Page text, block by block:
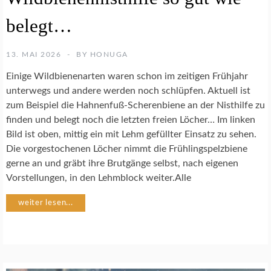
N
U
Z
N
A
T
U
G
A
R
belegt…
13. MAI 2026 BY HONUGA
Einige Wildbienenarten waren schon im zeitigen Frühjahr
unterwegs und andere werden noch schlüpfen. Aktuell ist
zum Beispiel die Hahnenfuß-Scherenbiene an der Nisthilfe zu
finden und belegt noch die letzten freien Löcher… Im linken
Bild ist oben, mittig ein mit Lehm gefüllter Einsatz zu sehen.
Die vorgestochenen Löcher nimmt die Frühlingspelzbiene
gerne an und gräbt ihre Brutgänge selbst, nach eigenen
Vorstellungen, in den Lehmblock weiter.Alle
weiter lesen...